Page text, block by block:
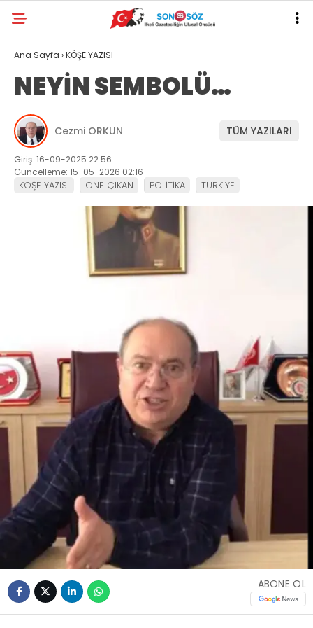
Ana Sayfa ›KÖŞE YAZISI
NEYİN SEMBOLÜ…
Cezmi ORKUN TÜM YAZILARI
Giriş: 16-09-2025 22:56
Güncelleme: 15-05-2026 02:16
KÖŞE YAZISI ÖNE ÇIKAN POLİTİKA TÜRKİYE
ABONE OL